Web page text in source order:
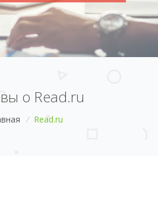
о Read.ru
/ Read.ru